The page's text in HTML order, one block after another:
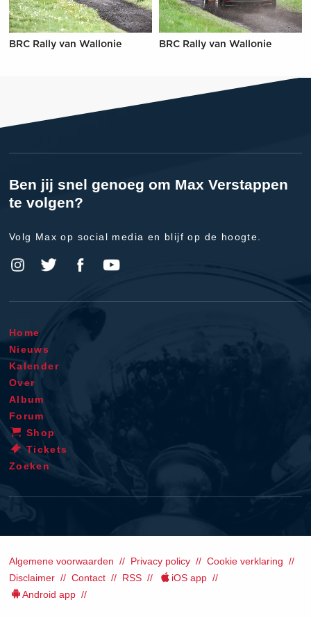
BRC Rally van Wallonie BRC Rally van Wallonie
Ben jij snel genoeg om Max Verstappen
te volgen?
Volg Max op social media en blijf op de hoogte.
Home
Nieuws
Kalender
Over
Album
Forum
Shop
Tickets
Zoeken
Algemene voorwaarden Privacy policy
Cookie verklaring
Disclaimer
Contact RSS
iOS app
Android app